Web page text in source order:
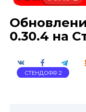
0.30.4 на
СТЕНДОФФ 2